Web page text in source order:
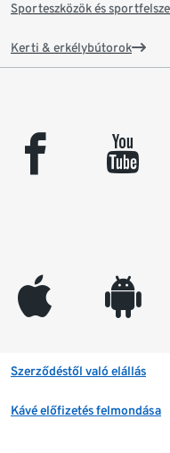
Sporteszközök és
Kerti & erkélybútorok
facebook youtube
appleinc android
Szerződéstől való elállás
Kávé előfizetés felmondása